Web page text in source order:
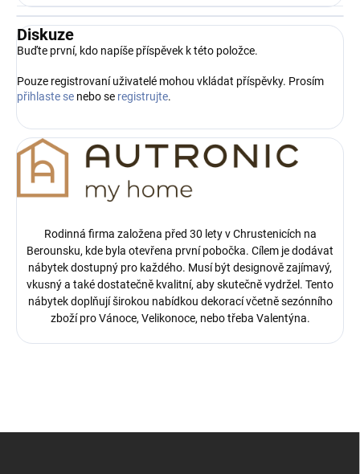
Diskuze
Buďte první, kdo napíše příspěvek k této položce.
Pouze registrovaní uživatelé mohou vkládat příspěvky. Prosím
přihlaste se nebo se registrujte.
Rodinná firma založena před 30 lety v Chrustenicích na
Berounsku, kde byla otevřena první pobočka. Cílem je dodávat
nábytek dostupný pro každého. Musí být designově zajímavý,
vkusný a také dostatečně kvalitní, aby skutečně vydržel. Tento
nábytek doplňují širokou nabídkou dekorací včetně sezónního
zboží pro Vánoce, Velikonoce, nebo třeba Valentýna.